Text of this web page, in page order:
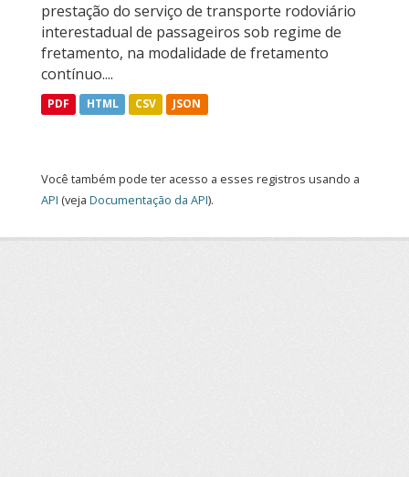
prestação do serviço de transporte rodoviário
interestadual de passageiros sob regime de
fretamento, na modalidade de fretamento
contínuo....
PDF HTML CSV JSON
Você também pode ter acesso a esses registros usando a
API (veja Documentação da API).